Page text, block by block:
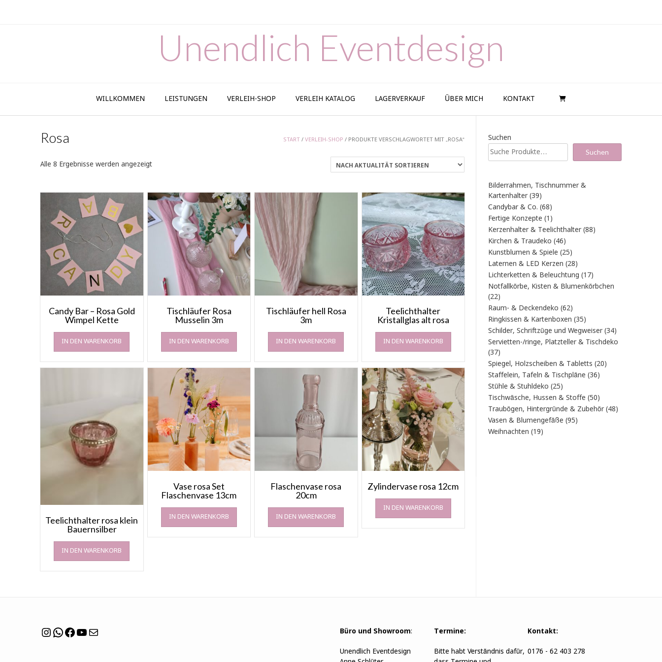
Unendlich Eventdesign
WILLKOMMEN LEISTUNGEN VERLEIH-SHOP VERLEIH KATALOG LAGERVERKAUF ÜBER MICH KONTAKT
START /VERLEIH-SHOP / PRODUKTE VERSCHLAGWORTET MIT „ROSA“
Rosa
Alle 8 Ergebnisse werden angezeigtNach
Candy Bar – Rosa Gold
Wimpel Kette
IN DEN WARENKORB
Tischläufer Rosa
Musselin 3m
IN DEN WARENKORB
Tischläufer hell Rosa
3m
IN DEN WARENKORB
Teelichthalter
Kristallglas alt rosa
IN DEN WARENKORB
Teelichthalter rosa klein
Bauernsilber
IN DEN WARENKORB
Vase rosa Set
Flaschenvase 13cm
IN DEN WARENKORB
Flaschenvase rosa
20cm
IN DEN WARENKORB
Zylindervase rosa 12cm
IN DEN WARENKORB
Suchen
Suchen
Bilderrahmen, Tischnummer &
Kartenhalter 3939
Produkte
Candybar & Co. 6868
Produkte
Fertige Konzepte 1 1
Produkt
Kerzenhalter & Teelichthalter 8888
Kirchen & Traudeko 4646
Produkte
Kunstblumen & Spiele 2525
Produkte
Laternen & LED Kerzen 2828
Produkte
Lichterketten & Beleuchtung 1717
Produkte
Notfallkörbe, Kisten & Blumenkörbchen
2222
Produkte
Raum- & Deckendeko 6262
Produkte
Ringkissen & Kartenboxen 3535
Produkte
Schilder, Schriftzüge und Wegweiser 3434
Produkte
Servietten-/ringe, Platzteller & Tischdeko
3737
Produkte
Spiegel, Holzscheiben & Tabletts 2020
Staffelein, Tafeln & Tischpläne 3636
Stühle & Stuhldeko 2525
Produkte
Tischwäsche, Hussen & Stoffe 5050
Produkte
Traubögen, Hintergründe & Zubehör 4848
Vasen & Blumengefäße 9595
Weihnachten 1919
Instagram
WhatsApp
Facebook
YouTube
Mail Büro und Showroom:
Unendlich Eventdesign
Termine:
Bitte habt Verständnis dafür,
Kontakt:
0176 - 62 403 278